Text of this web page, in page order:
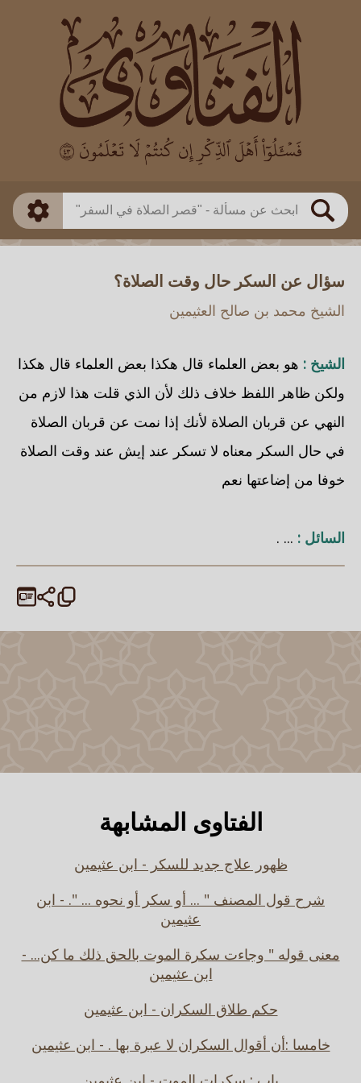
بحث
العالم
بن باز
بن العثيمين
اللجنة الدائمة
طريقة البحث
ذكي
سؤال عن السكر حال وقت الصلاة؟
الشيخ محمد بن صالح العثيمين
الشيخ : هو بعض العلماء قال هكذا بعض العلماء قال هكذا
ولكن ظاهر اللفظ خلاف ذلك لأن الذي قلت هذا لازم من
النهي عن قربان الصلاة لأنك إذا نمت عن قربان الصلاة
في حال السكر معناه لا تسكر عند إيش عند وقت الصلاة
خوفا من إضاعتها نعم
السائل : ... .
الفتاوى المشابهة
ظهور علاج جديد للسكر - ابن عثيمين
شرح قول المصنف " ... أو سكر أو نحوه ... ". - ابن
عثيمين
معنى قوله " وجاءت سكرة الموت بالحق ذلك ما كن... -
ابن عثيمين
حكم طلاق السكران - ابن عثيمين
خامسا :أن أقوال السكران لا عبرة بها . - ابن عثيمين